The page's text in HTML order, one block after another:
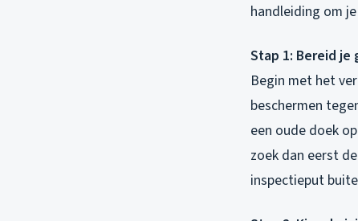
handleiding om
Stap 1: Bereid je
Begin met het
beschermen
een oude doek
zoek dan eerst
inspectieput